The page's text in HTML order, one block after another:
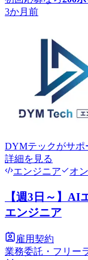
3か月前
DYMテックがサポ
詳細を見る
エンジニア
オ
【週3日～】
エンジニア
雇用契約
業務委託・フリー